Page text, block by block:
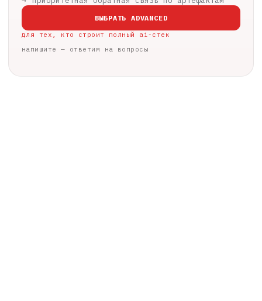
ВЫБРАТЬ ADVANCED
для тех, кто строит полный ai-стек
напишите — ответим на вопросы